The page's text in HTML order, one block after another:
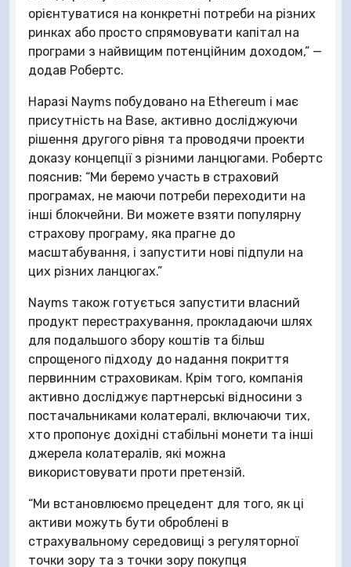
орієнтуватися на конкретні потреби на різних
ринках або просто спрямовувати капітал на
програми з найвищим потенційним доходом,” —
додав Робертс.
Наразі Nayms побудовано на Ethereum і має
присутність на Base, активно досліджуючи
рішення другого рівня та проводячи проекти
доказу концепції з різними ланцюгами. Робертс
пояснив: “Ми беремо участь в страховий
програмах, не маючи потреби переходити на
інші блокчейни. Ви можете взяти популярну
страхову програму, яка прагне до
масштабування, і запустити нові підпули на
цих різних ланцюгах.”
Nayms також готується запустити власний
продукт перестрахування, прокладаючи шлях
для подальшого збору коштів та більш
спрощеного підходу до надання покриття
первинним страховикам. Крім того, компанія
активно досліджує партнерські відносини з
постачальниками колатералі, включаючи тих,
хто пропонує дохідні стабільні монети та інші
джерела колатералів, які можна
використовувати проти претензій.
“Ми встановлюємо прецедент для того, як ці
активи можуть бути оброблені в
страхувальному середовищі з регуляторної
точки зору та з точки зору покупця